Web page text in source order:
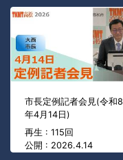
市長定例記者会見(令和8
年4月14日)
再生 : 115回
公開 : 2026.4.14